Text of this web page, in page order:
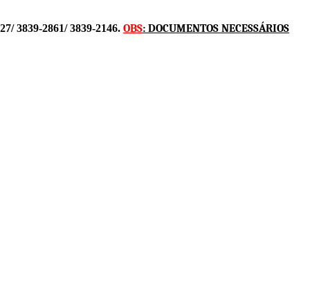
3839-2861/ 3839-2146. OBS: DOCUMENTOS NECESSÁRIOS